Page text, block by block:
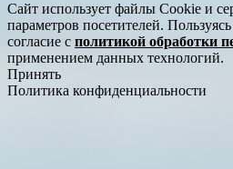
Сайт использует файлы Cookie и
параметров посетителей.
согласие с политикой обработки
применением данных технологий.
Принять
Политика конфиденциальности